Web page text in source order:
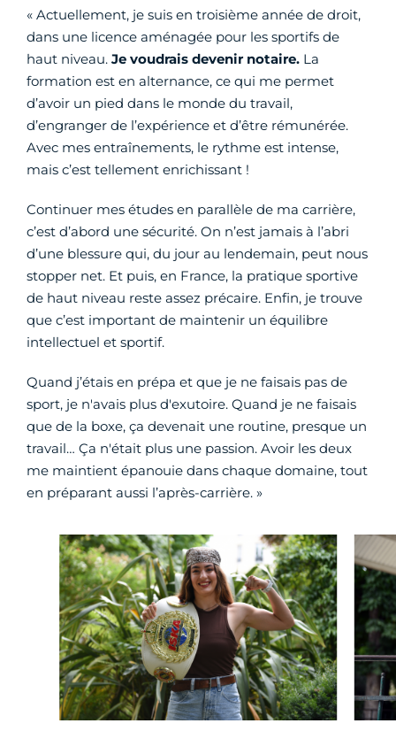
« Actuellement, je suis en troisième année de droit,
dans une licence aménagée pour les sportifs de
haut niveau. Je voudrais devenir notaire. La
formation est en alternance, ce qui me permet
d’avoir un pied dans le monde du travail,
d’engranger de l’expérience et d’être rémunérée.
Avec mes entraînements, le rythme est intense,
mais c’est tellement enrichissant !
Continuer mes études en parallèle de ma carrière,
c’est d’abord une sécurité. On n’est jamais à l’abri
d’une blessure qui, du jour au lendemain, peut nous
stopper net. Et puis, en France, la pratique sportive
de haut niveau reste assez précaire. Enfin, je trouve
que c’est important de maintenir un équilibre
intellectuel et sportif.
Quand j’étais en prépa et que je ne faisais pas de
sport, je n'avais plus d'exutoire. Quand je ne faisais
que de la boxe, ça devenait une routine, presque un
travail… Ça n'était plus une passion. Avoir les deux
me maintient épanouie dans chaque domaine, tout
en préparant aussi l’après-carrière. »